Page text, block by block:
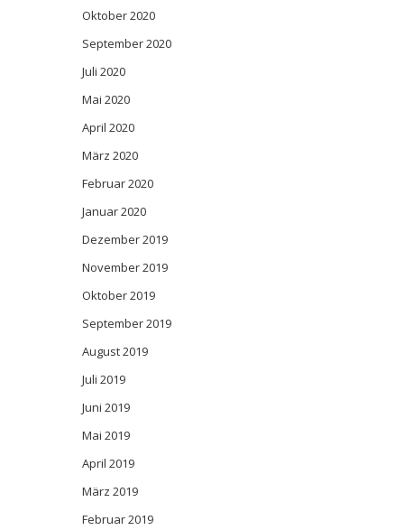
Oktober 2020
September 2020
Juli 2020
Mai 2020
April 2020
März 2020
Februar 2020
Januar 2020
Dezember 2019
November 2019
Oktober 2019
September 2019
August 2019
Juli 2019
Juni 2019
Mai 2019
April 2019
März 2019
Februar 2019